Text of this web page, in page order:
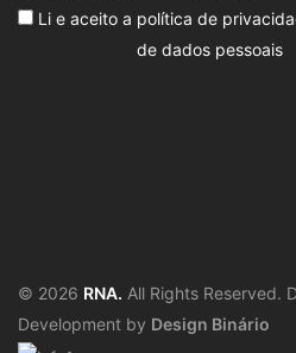
Li e aceito a política de
de dados pessoais
© 2026 RNA. All Rights Reserved.
Development by Design Binário